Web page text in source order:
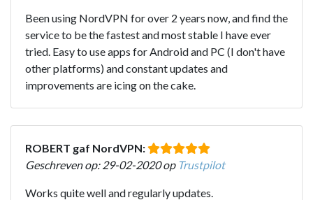
Been using NordVPN for over 2 years now, and find the
service to be the fastest and most stable I have ever
tried. Easy to use apps for Android and PC (I don't have
other platforms) and constant updates and
improvements are icing on the cake.
ROBERT gaf NordVPN:
Geschreven op: 29-02-2020 op Trustpilot
Works quite well and regularly updates.